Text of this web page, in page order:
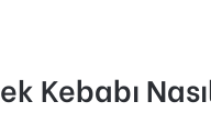
Kebabı